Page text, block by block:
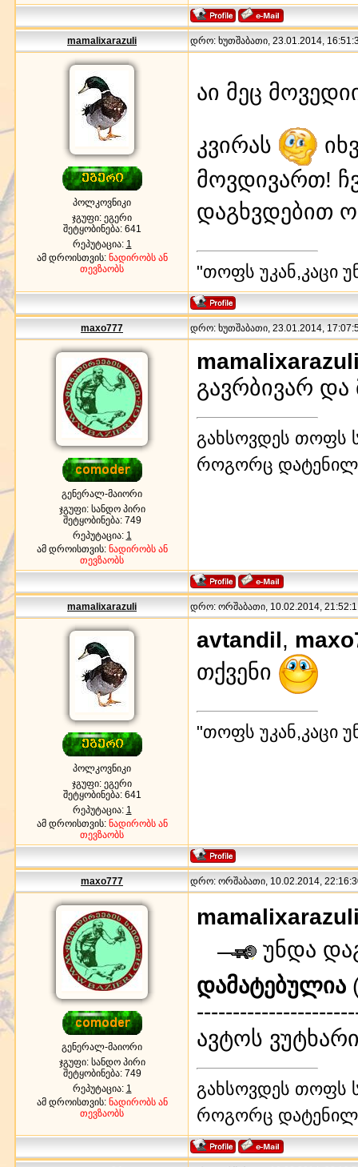
mamalixarazuli დრო: ხუთშაბათი, 23.01.2014,
პოლკოვნიკი
ჯგუფი: ეგერი
შეტყობინება: 641
რეპუტაცია: 1
ამ დროისთვის: ნადირობს ან
თევზაობს
აი მეც
კვირას
მოვდივართ!
დაგხვდებით
"თოფს უკან,კაცი
maxo777 დრო: ხუთშაბათი, 23.01.2014,
გენერალ-მაიორი
ჯგუფი: სანდო პირი
შეტყობინება: 749
რეპუტაცია: 1
ამ დროისთვის: ნადირობს ან
თევზაობს
გავრბივარ და
გახსოვდეს თოფს
როგორც
mamalixarazuli დრო: ორშაბათი, 10.02.2014,
პოლკოვნიკი
ჯგუფი: ეგერი
შეტყობინება: 641
რეპუტაცია: 1
ამ დროისთვის: ნადირობს ან
თევზაობს
avtandil,
თქვენი
"თოფს უკან,კაცი
maxo777 დრო: ორშაბათი, 10.02.2014,
გენერალ-მაიორი
ჯგუფი: სანდო პირი
შეტყობინება: 749
რეპუტაცია: 1
ამ დროისთვის: ნადირობს ან
თევზაობს
უნდა
დამატებულია
ავტოს
გახსოვდეს თოფს
როგორც